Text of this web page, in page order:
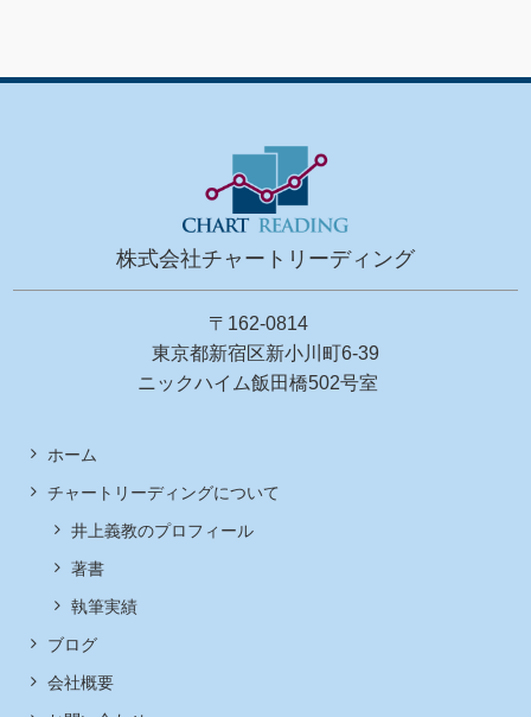
株式会社チャートリーディング
〒162-0814
東京都新宿区新小川町6-39
ニックハイム飯田橋502号室
ホーム
チャートリーディングについて
井上義教のプロフィール
著書
執筆実績
ブログ
会社概要